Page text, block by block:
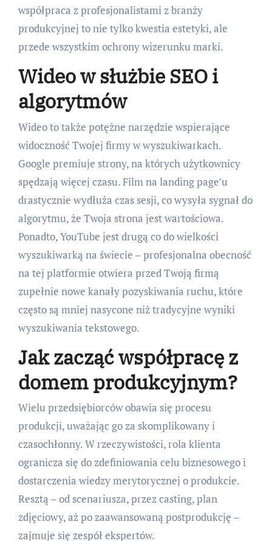
współpraca z profesjonalistami z branży
produkcyjnej to nie tylko kwestia estetyki, ale
przede wszystkim ochrony wizerunku marki.
Wideo w służbie SEO i
algorytmów
Wideo to także potężne narzędzie wspierające
widoczność Twojej firmy w wyszukiwarkach.
Google premiuje strony, na których użytkownicy
spędzają więcej czasu. Film na landing page’u
drastycznie wydłuża czas sesji, co wysyła sygnał do
algorytmu, że Twoja strona jest wartościowa.
Ponadto, YouTube jest drugą co do wielkości
wyszukiwarką na świecie – profesjonalna obecność
na tej platformie otwiera przed Twoją firmą
zupełnie nowe kanały pozyskiwania ruchu, które
często są mniej nasycone niż tradycyjne wyniki
wyszukiwania tekstowego.
Jak zacząć współpracę z
domem produkcyjnym?
Wielu przedsiębiorców obawia się procesu
produkcji, uważając go za skomplikowany i
czasochłonny. W rzeczywistości, rola klienta
ogranicza się do zdefiniowania celu biznesowego i
dostarczenia wiedzy merytorycznej o produkcie.
Resztą – od scenariusza, przez casting, plan
zdjęciowy, aż po zaawansowaną postprodukcję –
zajmuje się zespół ekspertów.